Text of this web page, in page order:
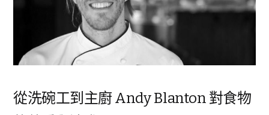
從洗碗工到主廚 Andy Blanton 對食物